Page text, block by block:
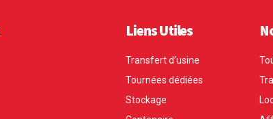
Liens Utiles
Transfert d’usine
Tournées dédiées
Stockage